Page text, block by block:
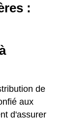
:
de
aux
d'assurer